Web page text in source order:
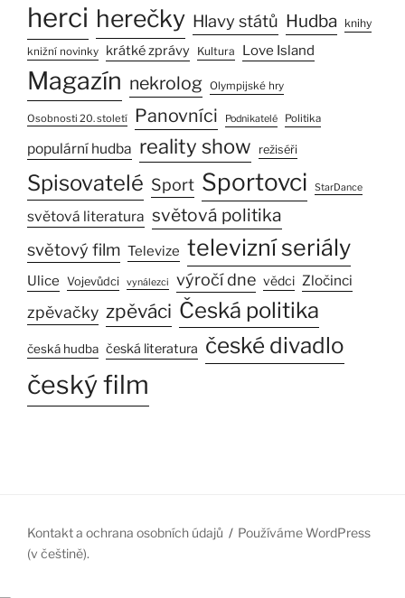
herci herečky Hlavy států Hudba knihy
knižní novinky krátké zprávy Kultura Love Island
Magazín nekrolog Olympijské hry
Osobnosti 20. století Panovníci Podnikatelé Politika
populární hudba reality show režiséři
Spisovatelé Sport Sportovci StarDance
světová literatura světová politika
světový film Televize televizní seriály
Ulice Vojevůdci vynálezci výročí dne vědci Zločinci
zpěvačky zpěváci Česká politika
česká hudba česká literatura české divadlo
český film
Kontakt a ochrana osobních údajů
Používáme WordPress
(v češtině).